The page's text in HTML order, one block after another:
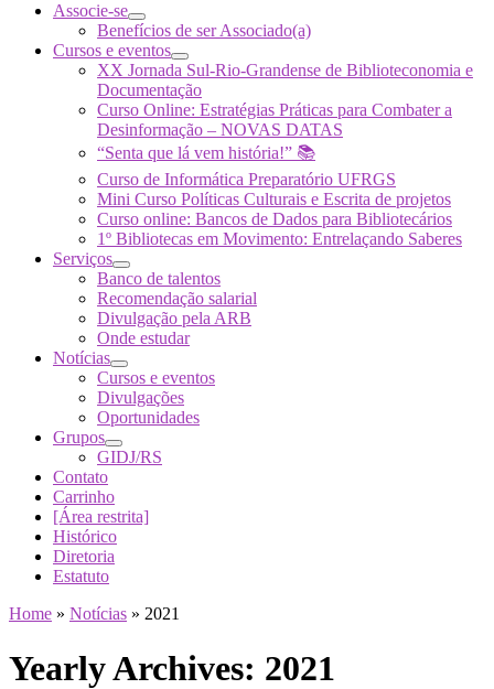
Associe-se
Benefícios de ser Associado(a)
Cursos e eventos
XX Jornada Sul-Rio-Grandense de Biblioteconomia e
Documentação
Curso Online: Estratégias Práticas para Combater a
Desinformação – NOVAS DATAS
“Senta que lá vem história!” 📚
Curso de Informática Preparatório UFRGS
Mini Curso Políticas Culturais e Escrita de projetos
Curso online: Bancos de Dados para Bibliotecários
1º Bibliotecas em Movimento: Entrelaçando Saberes
Serviços
Banco de talentos
Recomendação salarial
Divulgação pela ARB
Onde estudar
Notícias
Cursos e eventos
Divulgações
Oportunidades
Grupos
GIDJ/RS
Contato
Carrinho
[Área restrita]
Histórico
Diretoria
Estatuto
Home » Notícias » 2021
Yearly Archives: 2021